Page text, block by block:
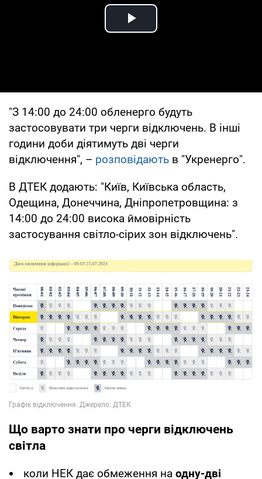
Play Video
"З 14:00 до 24:00 обленерго будуть
застосовувати три черги відключень. В інші
години доби діятимуть дві черги
відключення", – розповідають в "Укренерго".
В ДТЕК додають: "Київ, Київська область,
Одещина, Донеччина, Дніпропетровщина: з
14:00 до 24:00 висока ймовірність
застосування світло-сірих зон відключень".
Що варто знати про черги відключень
світла
коли НЕК дає обмеження на одну-дві